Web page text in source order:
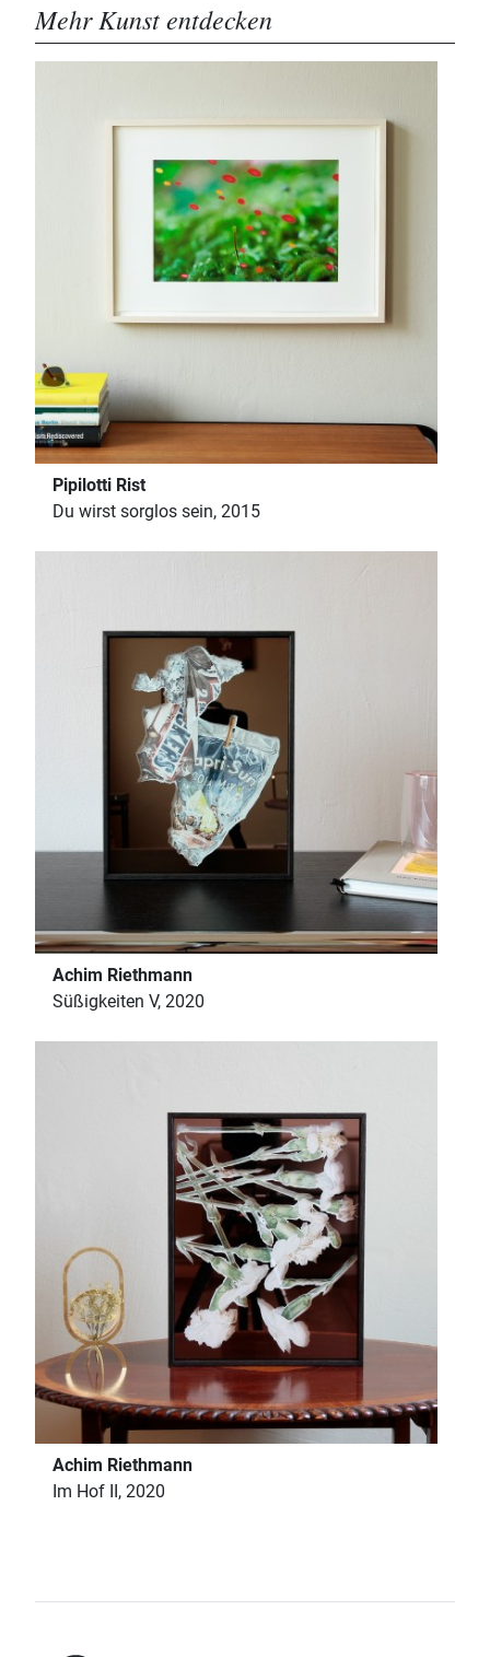
Mehr Kunst entdecken
Pipilotti Rist
Du wirst sorglos sein, 2015
Achim Riethmann
Süßigkeiten V, 2020
Achim Riethmann
Im Hof II, 2020